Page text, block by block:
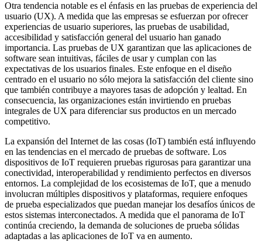
Otra tendencia notable es el énfasis en las pruebas de experiencia del
usuario (UX). A medida que las empresas se esfuerzan por ofrecer
experiencias de usuario superiores, las pruebas de usabilidad,
accesibilidad y satisfacción general del usuario han ganado
importancia. Las pruebas de UX garantizan que las aplicaciones de
software sean intuitivas, fáciles de usar y cumplan con las
expectativas de los usuarios finales. Este enfoque en el diseño
centrado en el usuario no sólo mejora la satisfacción del cliente sino
que también contribuye a mayores tasas de adopción y lealtad. En
consecuencia, las organizaciones están invirtiendo en pruebas
integrales de UX para diferenciar sus productos en un mercado
competitivo.
La expansión del Internet de las cosas (IoT) también está influyendo
en las tendencias en el mercado de pruebas de software. Los
dispositivos de IoT requieren pruebas rigurosas para garantizar una
conectividad, interoperabilidad y rendimiento perfectos en diversos
entornos. La complejidad de los ecosistemas de IoT, que a menudo
involucran múltiples dispositivos y plataformas, requiere enfoques
de prueba especializados que puedan manejar los desafíos únicos de
estos sistemas interconectados. A medida que el panorama de IoT
continúa creciendo, la demanda de soluciones de prueba sólidas
adaptadas a las aplicaciones de IoT va en aumento.